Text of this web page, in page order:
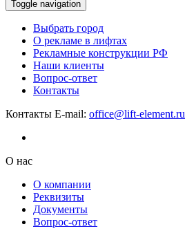
Toggle navigation
Выбрать город
О рекламе в лифтах
Рекламные конструкции РФ
Наши клиенты
Вопрос-ответ
Контакты
Контакты E-mail: office@lift-element.ru
О нас
О компании
Реквизиты
Документы
Вопрос-ответ